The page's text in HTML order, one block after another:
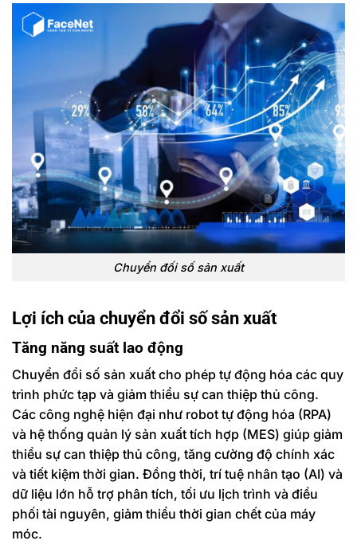
Chuyển đối số sản xuất
Lợi ích của chuyển đổi số sản xuất
Tăng năng suất lao động
Chuyển đổi số sản xuất cho phép tự động hóa các quy
trình phức tạp và giảm thiểu sự can thiệp thủ công.
Các công nghệ hiện đại như robot tự động hóa (RPA)
và hệ thống quản lý sản xuất tích hợp (MES) giúp giảm
thiểu sự can thiệp thủ công, tăng cường độ chính xác
và tiết kiệm thời gian. Đồng thời, trí tuệ nhân tạo (AI) và
dữ liệu lớn hỗ trợ phân tích, tối ưu lịch trình và điều
phối tài nguyên, giảm thiểu thời gian chết của máy
móc.